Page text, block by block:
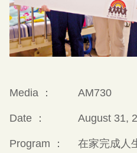
Media ： AM730
Date ： August 31,
Program ： 在家完成人